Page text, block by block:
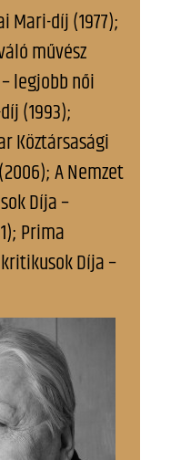
Mari-díj (1977);
művész
legjobb női
(1993);
Köztársasági
A Nemzet
Díja –
Prima
Díja –